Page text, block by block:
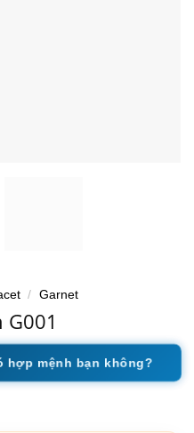
/ Garnet
hợp mệnh bạn không?